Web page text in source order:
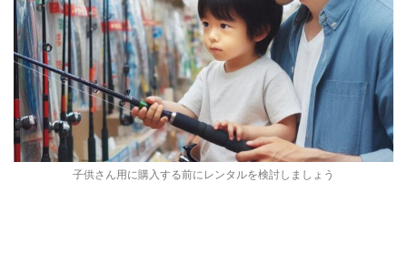
子供さん用に購入する前にレンタルを検討しましょう